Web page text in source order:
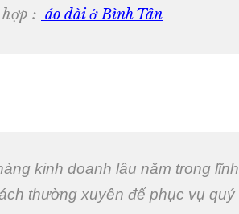
: áo dài ở Bình Tân
kinh doanh lâu năm trong
thường xuyên để phục vụ quý